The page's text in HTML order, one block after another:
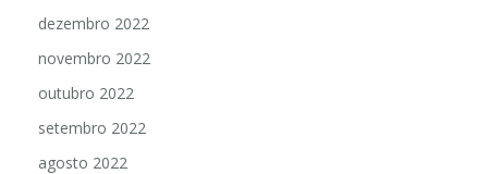
dezembro 2022
novembro 2022
outubro 2022
setembro 2022
agosto 2022